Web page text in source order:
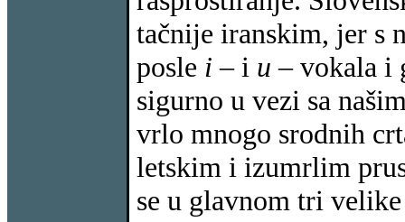
tačnije iranskim, jer s
posle i – i u – vokala i
sigurno u vezi sa
vrlo mnogo srodnih
letskim i izumrlim
se u glavnom tri